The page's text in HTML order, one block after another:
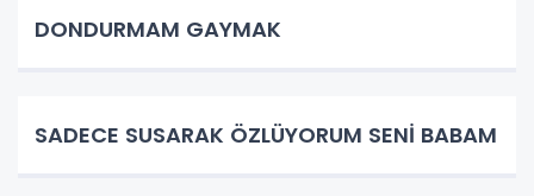
DONDURMAM GAYMAK
SADECE SUSARAK ÖZLÜYORUM SENİ BABAM